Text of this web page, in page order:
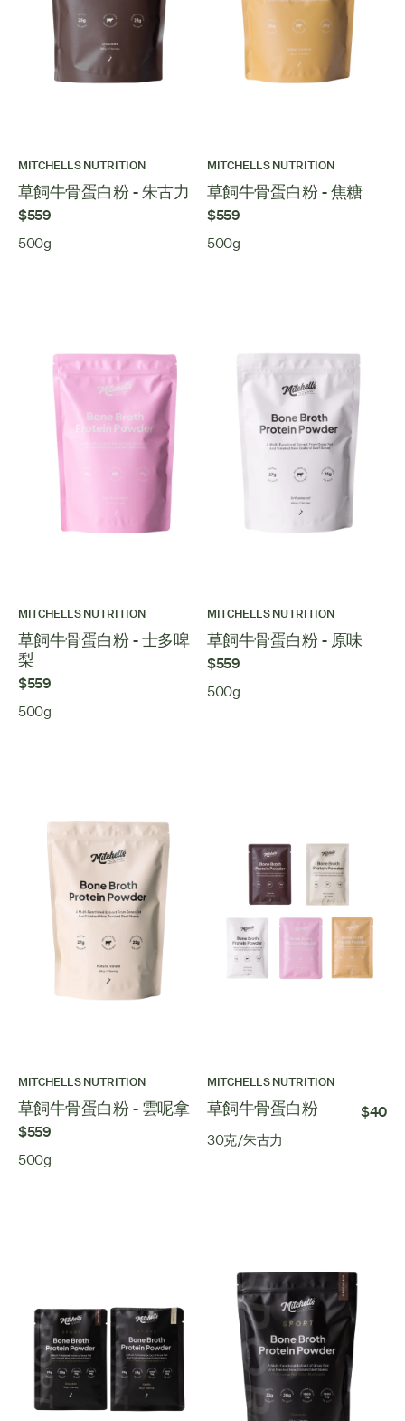
MITCHELLS NUTRITION
草飼牛骨蛋白粉 - 朱古力
$559
500g
MITCHELLS NUTRITION
草飼牛骨蛋白粉 - 焦糖
$559
500g
MITCHELLS NUTRITION
草飼牛骨蛋白粉 - 士多啤
梨
$559
500g
MITCHELLS NUTRITION
草飼牛骨蛋白粉 - 原味
$559
500g
MITCHELLS NUTRITION
草飼牛骨蛋白粉 - 雲呢拿
$559
500g
MITCHELLS NUTRITION
草飼牛骨蛋白粉 $40
30克/朱古力